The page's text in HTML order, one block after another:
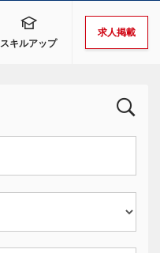
スキルアップ
求人掲載